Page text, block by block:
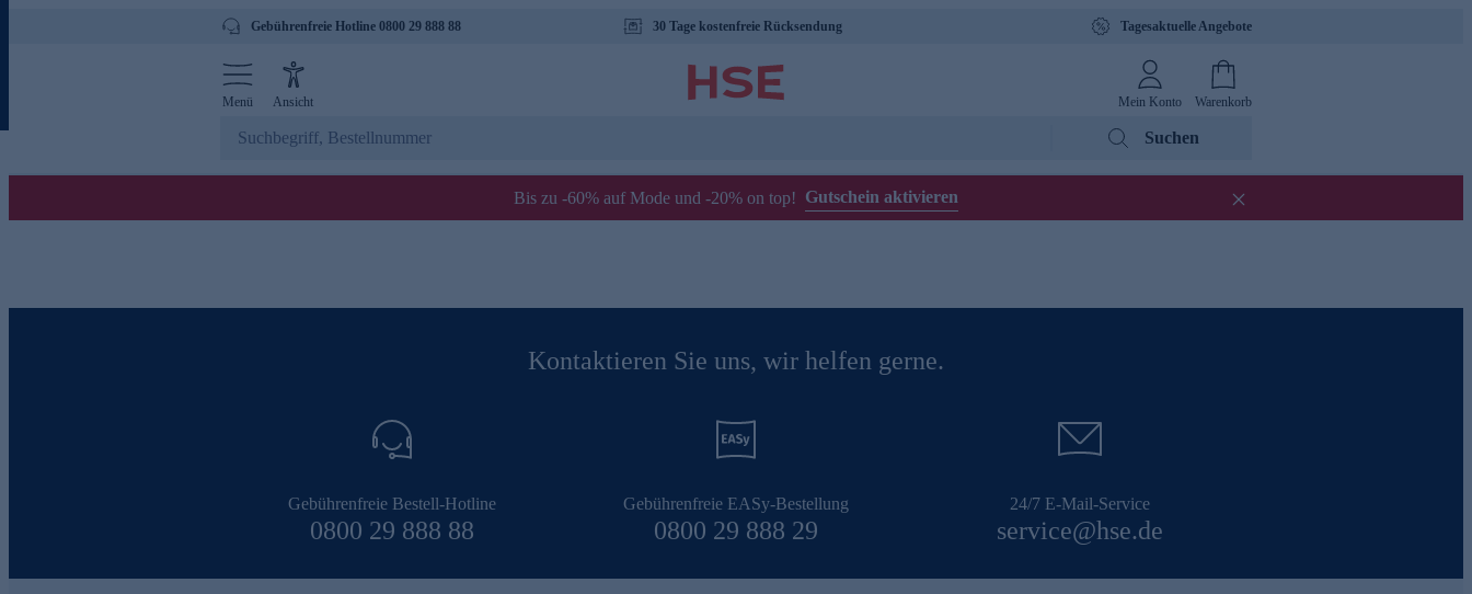
Gebührenfreie Hotline 0800 29 888 88 30 Tage kostenfreie Rücksendung Tagesaktuelle Angebote
Menü Ansicht Mein Konto Warenkorb
Suchen
Bis zu -60% auf Mode und -20% on top! Gutschein aktivieren
Kontaktieren Sie uns, wir helfen gerne.
Gebührenfreie Bestell-Hotline
0800 29 888 88
Gebührenfreie EASy-Bestellung
0800 29 888 29
24/7 E-Mail-Service
service@hse.de